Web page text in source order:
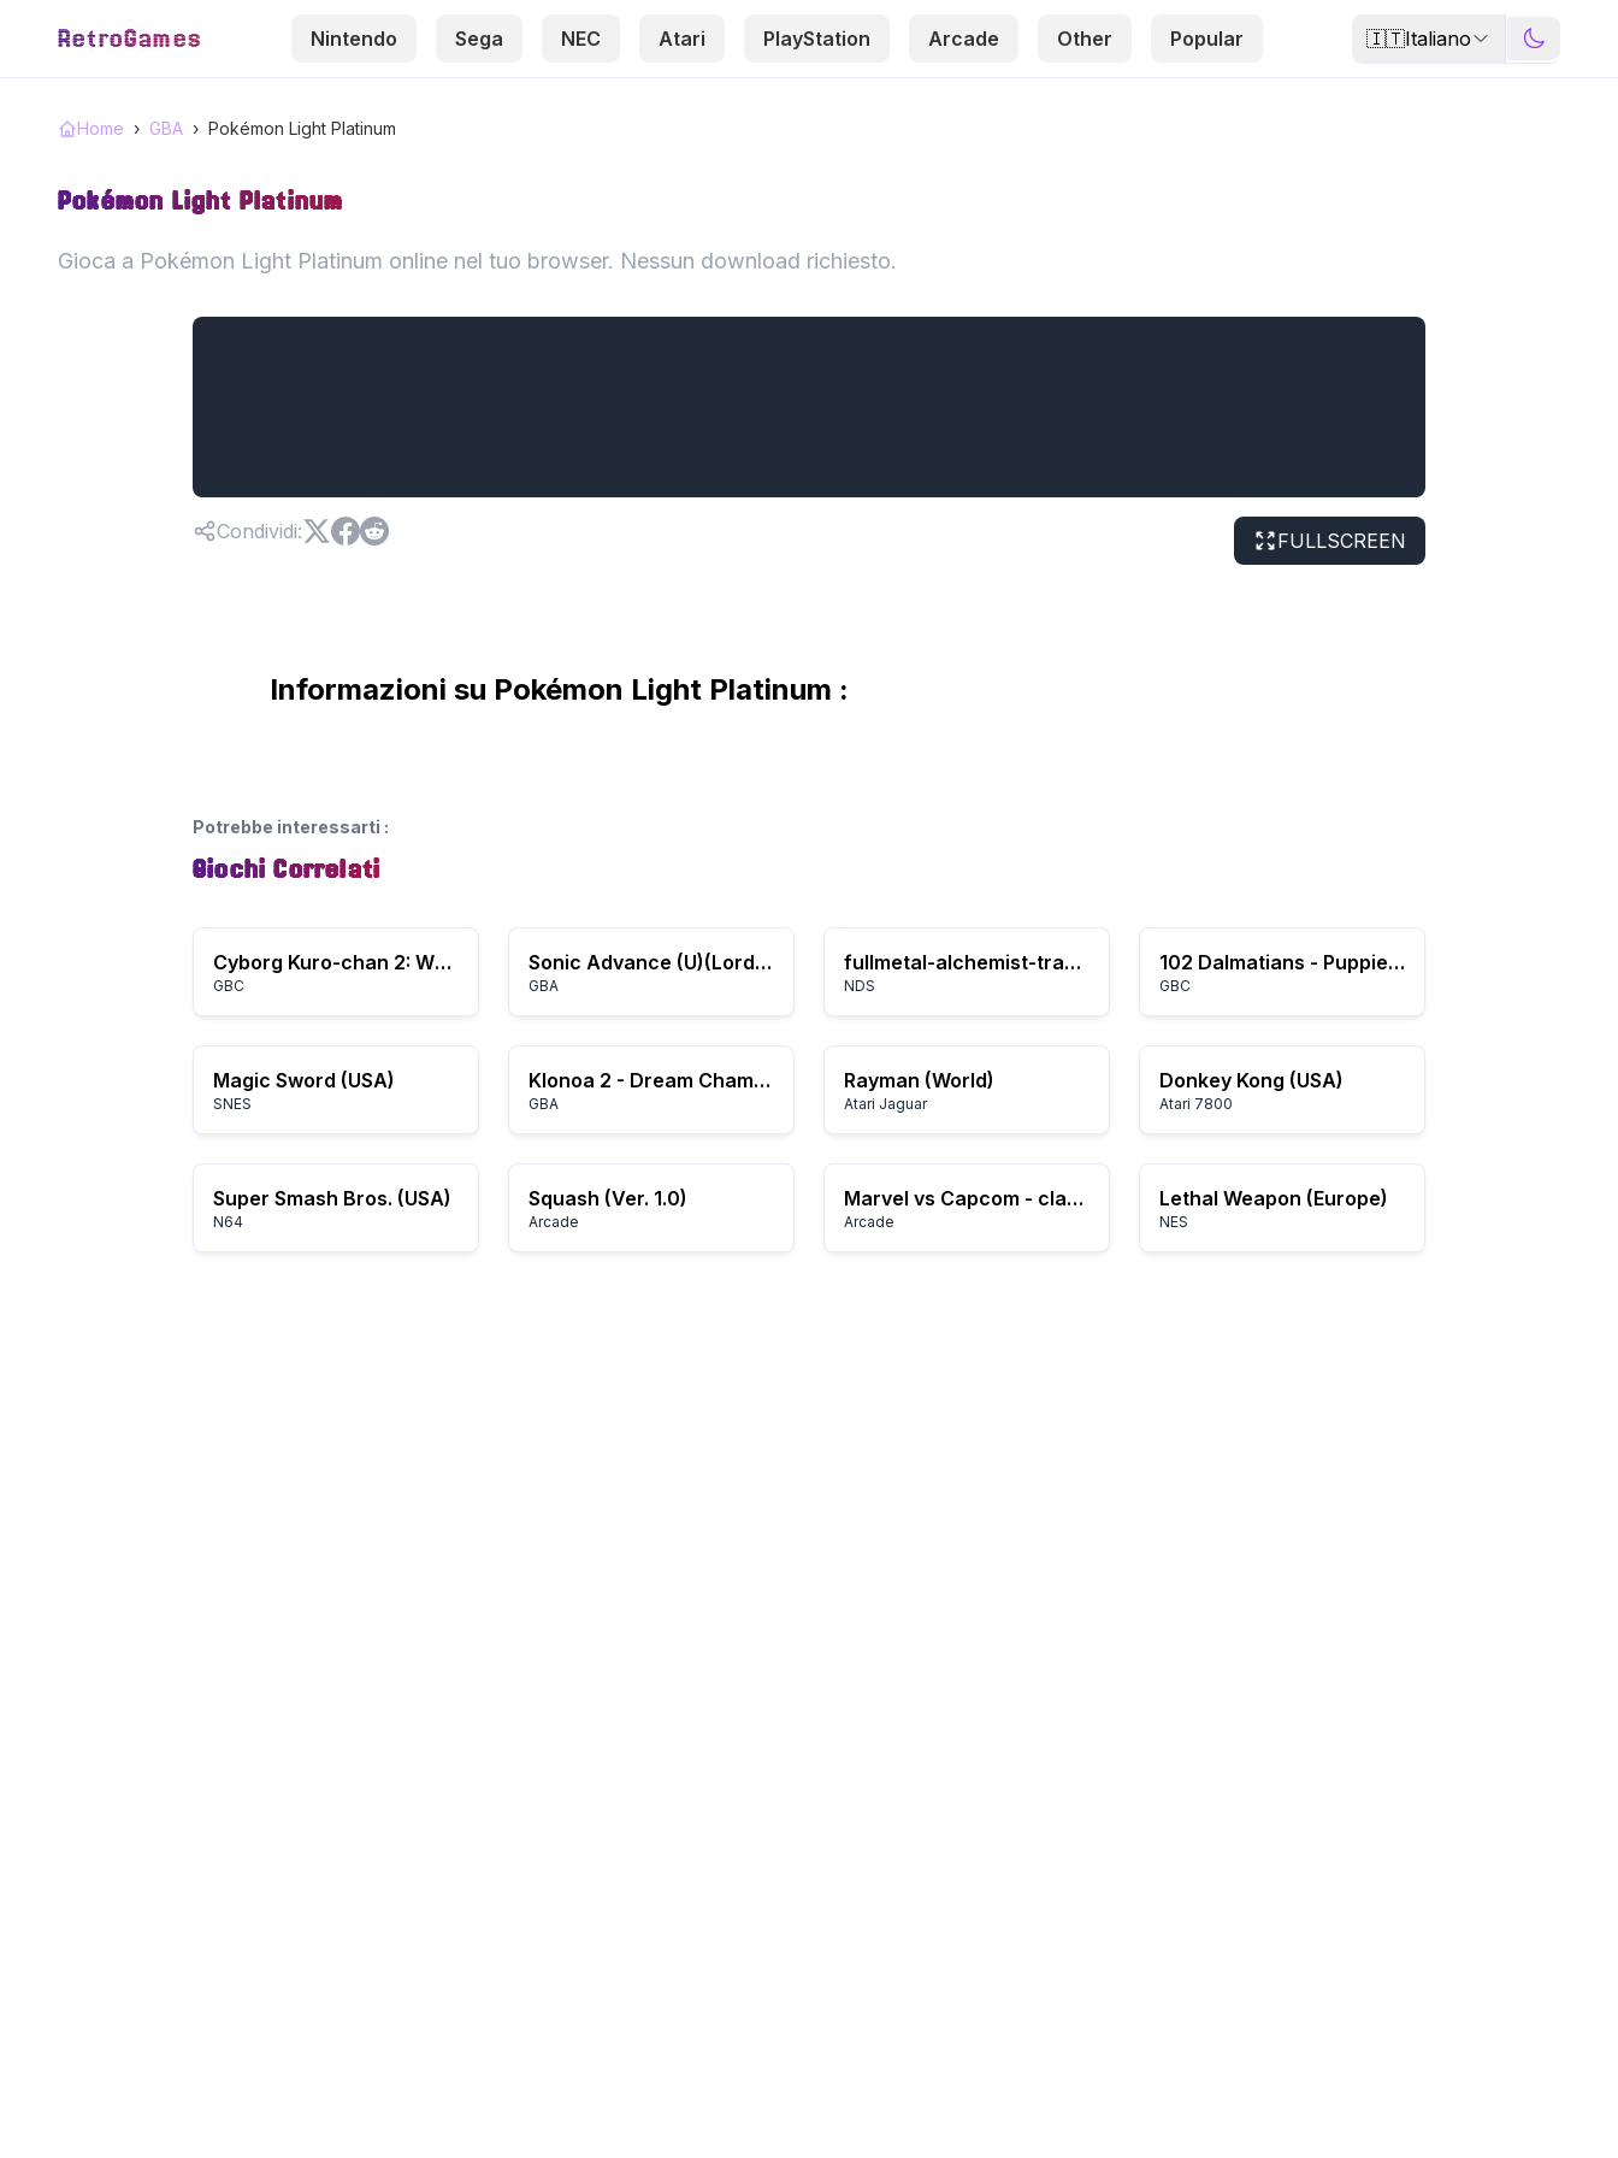
RetroGames Nintendo Sega NEC Atari PlayStation Arcade Other Popular 🇮🇹Italiano
Home › GBA › Pokémon Light Platinum
Pokémon Light Platinum
Gioca a Pokémon Light Platinum online nel tuo browser. Nessun download richiesto.
Condividi: FULLSCREEN
Informazioni su Pokémon Light Platinum :
Potrebbe interessarti :
Giochi Correlati
Cyborg Kuro-chan 2: White Woods no Gyakushuu
GBC
Sonic Advance (U)(Lord Moyne)
GBA
fullmetal-alchemist-trading-card-game
NDS
102 Dalmatians - Puppies to the Rescue (USA)
GBC
Magic Sword (USA)
SNES
Klonoa 2 - Dream Champ Tournament (U)(Venom)
GBA
Rayman (World)
Atari Jaguar
Donkey Kong (USA)
Atari 7800
Super Smash Bros. (USA)
N64
Squash (Ver. 1.0)
Arcade
Marvel vs Capcom - clash of super heroes (980123 USA)
Arcade
Lethal Weapon (Europe)
NES